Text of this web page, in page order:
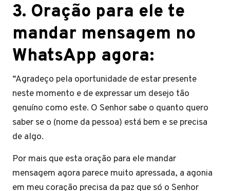
3. Oração para ele te
mandar mensagem no
WhatsApp agora:
“Agradeço pela oportunidade de estar presente
neste momento e de expressar um desejo tão
genuíno como este. O Senhor sabe o quanto quero
saber se o (nome da pessoa) está bem e se precisa
de algo.
Por mais que esta oração para ele mandar
mensagem agora parece muito apressada, a agonia
em meu coração precisa da paz que só o Senhor